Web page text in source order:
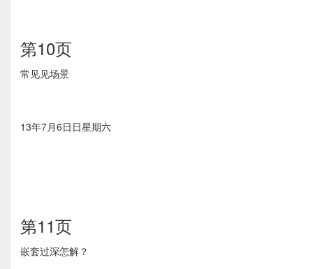
第10页
常⻅见场景
13年7月6⽇日星期六
第11页
嵌套过深怎解？